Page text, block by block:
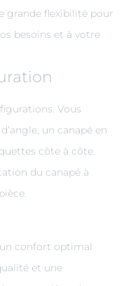
grande flexibilité pour
besoins et à votre
Vous
un canapé en
côte à côte.
du canapé à
confort optimal
et une